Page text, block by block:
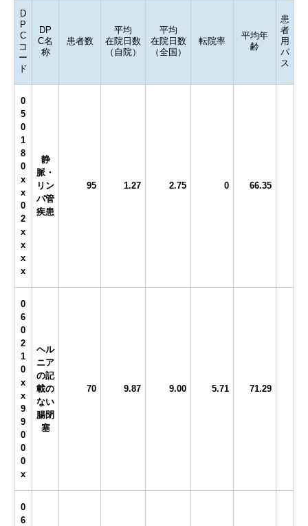
D
P
C
コ
ー
ド
DP
C名
称
患者数
平均
在院日数
（自院）
平均
在院日数
（全国）
転院率
平均年
齢
患
者
用
パ
ス
0
5
0
1
8
0
x
x
0
2
x
x
x
x
静
脈・
リン
パ管
疾患
95 1.27 2.75 0 66.35
0
6
0
2
1
0
x
x
9
9
0
0
0
x
ヘル
ニア
の記
載の
ない
腸閉
塞
70 9.87 9.00 5.71 71.29
0
6